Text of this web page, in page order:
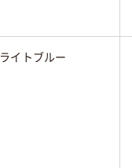
ライトブルー